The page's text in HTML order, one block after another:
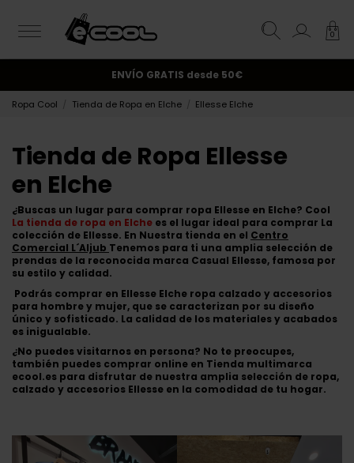
0
ENVÍO GRATIS desde 50€
¡Suscríbete y obtén un 10% de descuento!.
Ropa Cool Tienda de Ropa en Elche Ellesse Elche
Tienda de Ropa Ellesse
en Elche
¿Buscas un lugar para comprar ropa Ellesse en Elche? Cool
La tienda de ropa en Elche es el lugar ideal para comprar La
colección de Ellesse. En Nuestra tienda en el Centro
Comercial L´Aljub Tenemos para ti una amplia selección de
prendas de la reconocida marca Casual Ellesse, famosa por
su estilo y calidad.
Podrás comprar en Ellesse Elche ropa calzado y accesorios
para hombre y mujer, que se caracterizan por su diseño
único y sofisticado. La calidad de los materiales y acabados
es inigualable.
¿No puedes visitarnos en persona? No te preocupes,
también puedes comprar online en Tienda multimarca
ecool.es para disfrutar de nuestra amplia selección de ropa,
calzado y accesorios Ellesse en la comodidad de tu hogar.